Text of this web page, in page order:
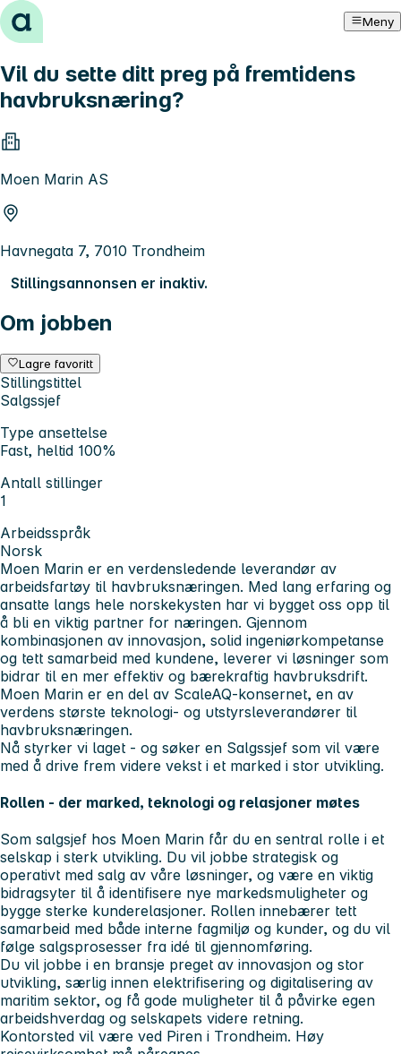
Hopp til innhold Meny
Vil du sette ditt preg på fremtidens
havbruksnæring?
Moen Marin AS
Havnegata 7, 7010 Trondheim
Stillingsannonsen er inaktiv.
Om jobben
Lagre favoritt
Stillingstittel
Salgssjef
Type ansettelse
Fast, heltid 100%
Antall stillinger
1
Arbeidsspråk
Norsk
Moen Marin er en verdensledende leverandør av
arbeidsfartøy til havbruksnæringen. Med lang erfaring og
ansatte langs hele norskekysten har vi bygget oss opp til
å bli en viktig partner for næringen. Gjennom
kombinasjonen av innovasjon, solid ingeniørkompetanse
og tett samarbeid med kundene, leverer vi løsninger som
bidrar til en mer effektiv og bærekraftig havbruksdrift.
Moen Marin er en del av ScaleAQ-konsernet, en av
verdens største teknologi- og utstyrsleverandører til
havbruksnæringen.
Nå styrker vi laget - og søker en Salgssjef som vil være
med å drive frem videre vekst i et marked i stor utvikling.
Rollen - der marked, teknologi og relasjoner møtes
Som salgsjef hos Moen Marin får du en sentral rolle i et
selskap i sterk utvikling. Du vil jobbe strategisk og
operativt med salg av våre løsninger, og være en viktig
bidragsyter til å identifisere nye markedsmuligheter og
bygge sterke kunderelasjoner. Rollen innebærer tett
samarbeid med både interne fagmiljø og kunder, og du vil
følge salgsprosesser fra idé til gjennomføring.
Du vil jobbe i en bransje preget av innovasjon og stor
utvikling, særlig innen elektrifisering og digitalisering av
maritim sektor, og få gode muligheter til å påvirke egen
arbeidshverdag og selskapets videre retning.
Kontorsted vil være ved Piren i Trondheim. Høy